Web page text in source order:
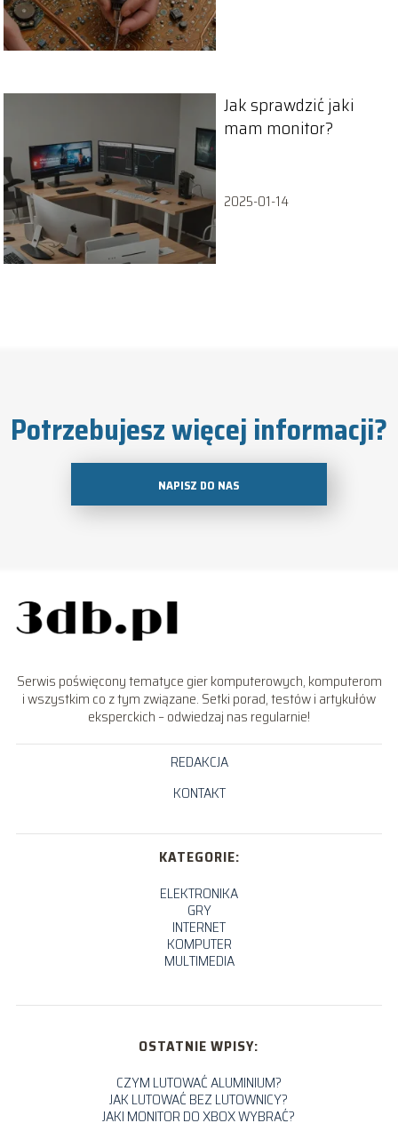
Jak sprawdzić jaki
mam monitor?
2025-01-14
Potrzebujesz więcej informacji?
NAPISZ DO NAS
Serwis poświęcony tematyce gier komputerowych, komputerom
i wszystkim co z tym związane. Setki porad, testów i artykułów
eksperckich – odwiedzaj nas regularnie!
REDAKCJA
KONTAKT
KATEGORIE:
ELEKTRONIKA
GRY
INTERNET
KOMPUTER
MULTIMEDIA
OSTATNIE WPISY:
CZYM LUTOWAĆ ALUMINIUM?
JAK LUTOWAĆ BEZ LUTOWNICY?
JAKI MONITOR DO XBOX WYBRAĆ?